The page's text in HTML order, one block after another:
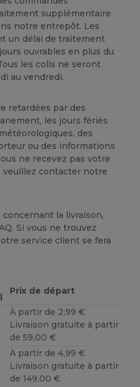
supplémentaire
notre entrepôt. Les
un délai de traitement
ouvrables en plus du
les colis ne seront
au vendredi.
retardées par des
les jours fériés
des
ou des informations
ne recevez pas votre
veuillez contacter notre
la livraison,
Si vous ne trouvez
service client se fera
Prix de départ
À partir de 2,99 €
Livraison gratuite à partir
de 59,00 €
À partir de 4,99 €
Livraison gratuite à partir
de 149,00 €